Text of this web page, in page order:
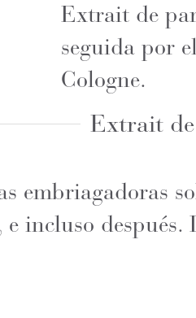
Extrait de
seguida por
Cologne.
Extrait
embriagadoras
incluso después.